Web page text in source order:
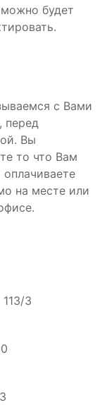
будет
с Вами
перед
Вы
то что Вам
на месте или
3